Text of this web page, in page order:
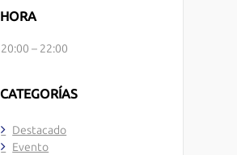
HORA
20:00 – 22:00
CATEGORÍAS
Destacado
Evento